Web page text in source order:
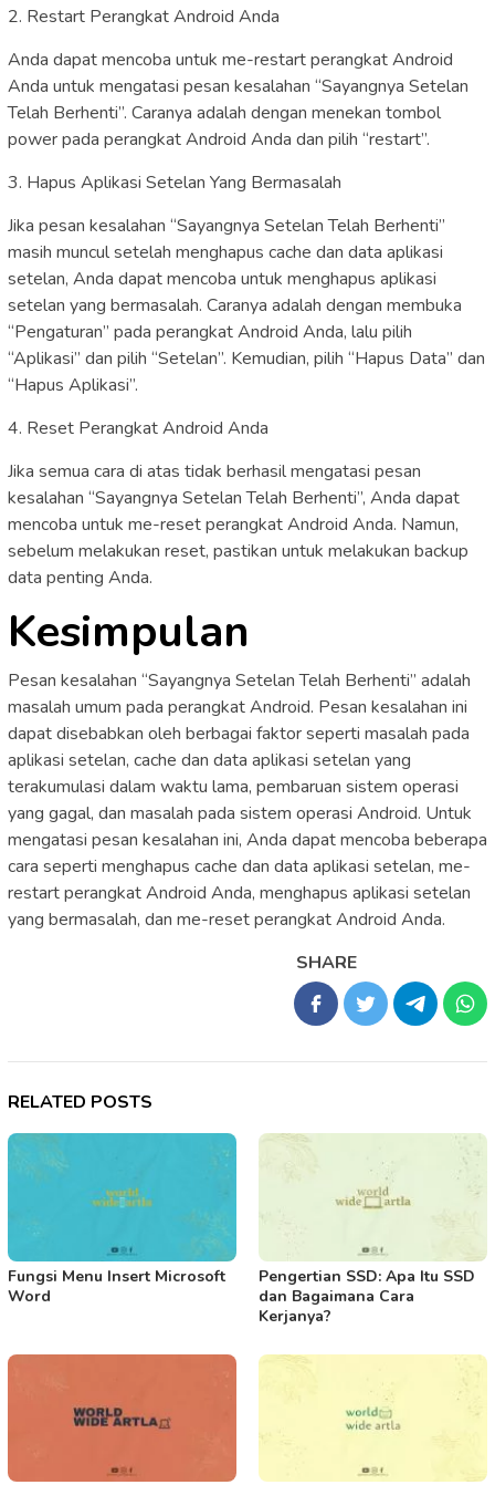
2. Restart Perangkat Android Anda
Anda dapat mencoba untuk me-restart perangkat Android
Anda untuk mengatasi pesan kesalahan “Sayangnya Setelan
Telah Berhenti”. Caranya adalah dengan menekan tombol
power pada perangkat Android Anda dan pilih “restart”.
3. Hapus Aplikasi Setelan Yang Bermasalah
Jika pesan kesalahan “Sayangnya Setelan Telah Berhenti”
masih muncul setelah menghapus cache dan data aplikasi
setelan, Anda dapat mencoba untuk menghapus aplikasi
setelan yang bermasalah. Caranya adalah dengan membuka
“Pengaturan” pada perangkat Android Anda, lalu pilih
“Aplikasi” dan pilih “Setelan”. Kemudian, pilih “Hapus Data” dan
“Hapus Aplikasi”.
4. Reset Perangkat Android Anda
Jika semua cara di atas tidak berhasil mengatasi pesan
kesalahan “Sayangnya Setelan Telah Berhenti”, Anda dapat
mencoba untuk me-reset perangkat Android Anda. Namun,
sebelum melakukan reset, pastikan untuk melakukan backup
data penting Anda.
Kesimpulan
Pesan kesalahan “Sayangnya Setelan Telah Berhenti” adalah
masalah umum pada perangkat Android. Pesan kesalahan ini
dapat disebabkan oleh berbagai faktor seperti masalah pada
aplikasi setelan, cache dan data aplikasi setelan yang
terakumulasi dalam waktu lama, pembaruan sistem operasi
yang gagal, dan masalah pada sistem operasi Android. Untuk
mengatasi pesan kesalahan ini, Anda dapat mencoba beberapa
cara seperti menghapus cache dan data aplikasi setelan, me-
restart perangkat Android Anda, menghapus aplikasi setelan
yang bermasalah, dan me-reset perangkat Android Anda.
SHARE
RELATED POSTS
Fungsi Menu Insert Microsoft
Word
Pengertian SSD: Apa Itu SSD
dan Bagaimana Cara
Kerjanya?